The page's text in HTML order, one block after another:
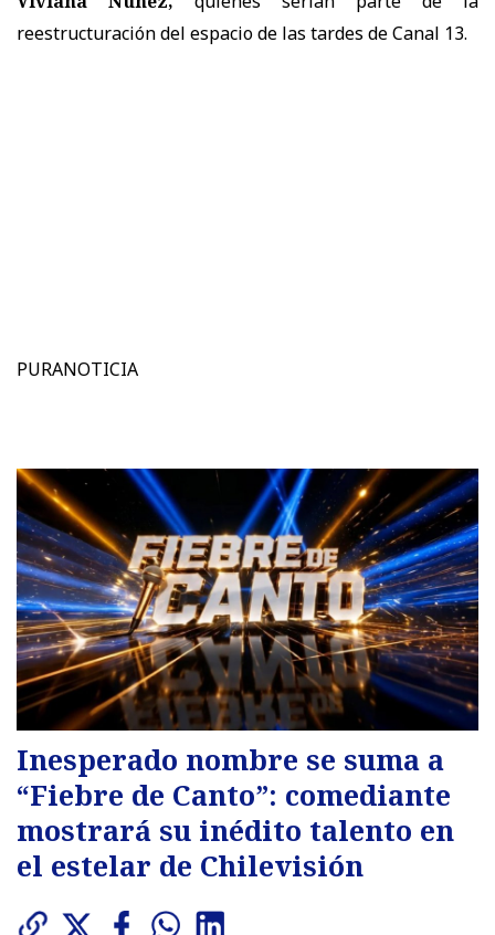
reestructuración del espacio de las tardes de Canal 13.
PURANOTICIA
Inesperado nombre se suma a
“Fiebre de Canto”: comediante
mostrará su inédito talento en
el estelar de Chilevisión